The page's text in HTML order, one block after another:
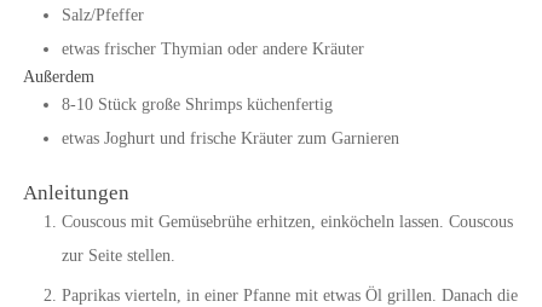
Salz/Pfeffer
etwas frischer Thymian oder andere Kräuter
Außerdem
8-10 Stück große Shrimps küchenfertig
etwas Joghurt und frische Kräuter zum Garnieren
Anleitungen
Couscous mit Gemüsebrühe erhitzen, einköcheln lassen. Couscous
zur Seite stellen.
Paprikas vierteln, in einer Pfanne mit etwas Öl grillen. Danach die